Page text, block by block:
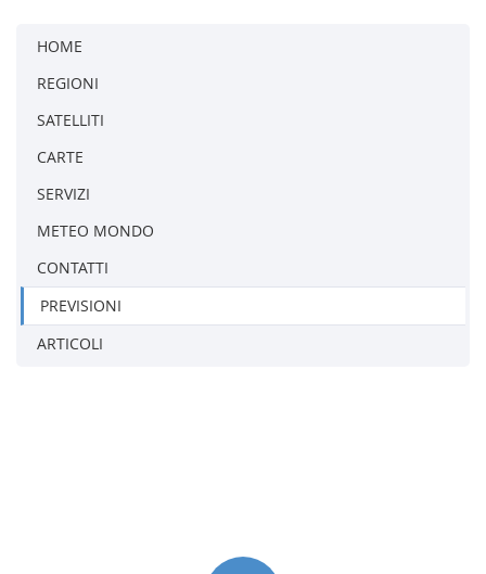
HOME
REGIONI
SATELLITI
CARTE
SERVIZI
METEO MONDO
CONTATTI
PREVISIONI
ARTICOLI